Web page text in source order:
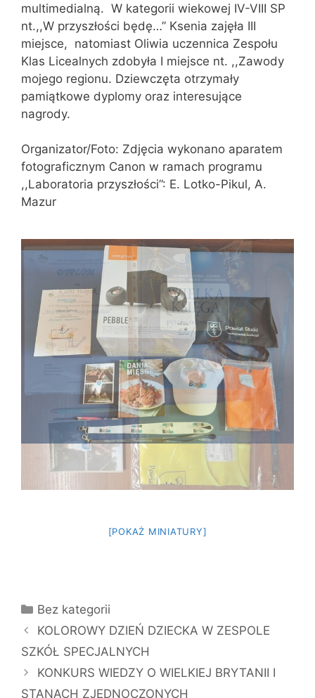
multimedialną. W kategorii wiekowej IV-VIII SP
nt.,,W przyszłości będę…” Ksenia zajęła III
miejsce, natomiast Oliwia uczennica Zespołu
Klas Licealnych zdobyła I miejsce nt. ,,Zawody
mojego regionu. Dziewczęta otrzymały
pamiątkowe dyplomy oraz interesujące
nagrody.
Organizator/Foto: Zdjęcia wykonano aparatem
fotograficznym Canon w ramach programu
,,Laboratoria przyszłości”: E. Lotko-Pikul, A.
Mazur
[POKAŻ MINIATURY]
Kategorie
Bez kategorii
KOLOROWY DZIEŃ DZIECKA W ZESPOLE
SZKÓŁ SPECJALNYCH
KONKURS WIEDZY O WIELKIEJ BRYTANII I
STANACH ZJEDNOCZONYCH